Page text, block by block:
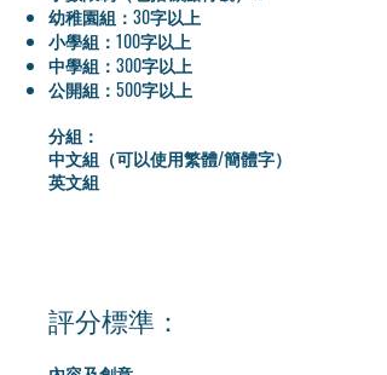
幼稚園組：30字以上
小學組：100字以上
中學組：300字以上
公開組：500字以上
​分組：
中文組（可以使用繁體/簡體字）
​英文組
評分標準：